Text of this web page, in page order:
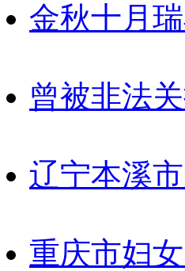
金秋十月
曾被非法
辽宁本溪
重庆市妇